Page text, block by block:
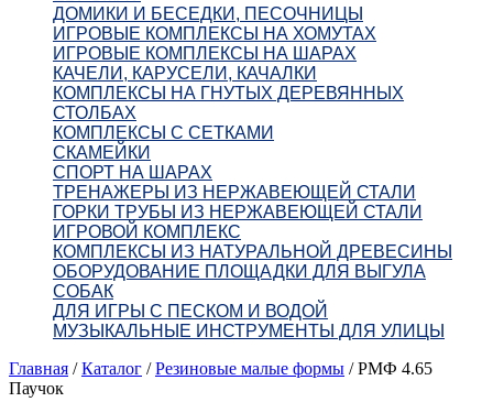
ДОМИКИ И БЕСЕДКИ, ПЕСОЧНИЦЫ
ИГРОВЫЕ КОМПЛЕКСЫ НА ХОМУТАХ
ИГРОВЫЕ КОМПЛЕКСЫ НА ШАРАХ
КАЧЕЛИ, КАРУСЕЛИ, КАЧАЛКИ
КОМПЛЕКСЫ НА ГНУТЫХ ДЕРЕВЯННЫХ
СТОЛБАХ
КОМПЛЕКСЫ С СЕТКАМИ
СКАМЕЙКИ
СПОРТ НА ШАРАХ
ТРЕНАЖЕРЫ ИЗ НЕРЖАВЕЮЩЕЙ СТАЛИ
ГОРКИ ТРУБЫ ИЗ НЕРЖАВЕЮЩЕЙ СТАЛИ
ИГРОВОЙ КОМПЛЕКС
КОМПЛЕКСЫ ИЗ НАТУРАЛЬНОЙ ДРЕВЕСИНЫ
ОБОРУДОВАНИЕ ПЛОЩАДКИ ДЛЯ ВЫГУЛА
СОБАК
ДЛЯ ИГРЫ С ПЕСКОМ И ВОДОЙ
МУЗЫКАЛЬНЫЕ ИНСТРУМЕНТЫ ДЛЯ УЛИЦЫ
Главная /Каталог /Резиновые малые формы /РМФ 4.65
Паучок